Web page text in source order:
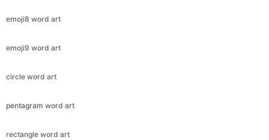
emoji8 word art
emoji9 word art
circle word art
pentagram word art
rectangle word art